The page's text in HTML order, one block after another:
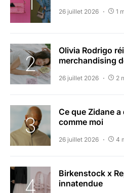
26 juillet 2026 1
Olivia Rodrigo
merchandising
26 juillet 2026 2
Ce que Zidane
comme moi
26 juillet 2026 4
Birkenstock x
innatendue